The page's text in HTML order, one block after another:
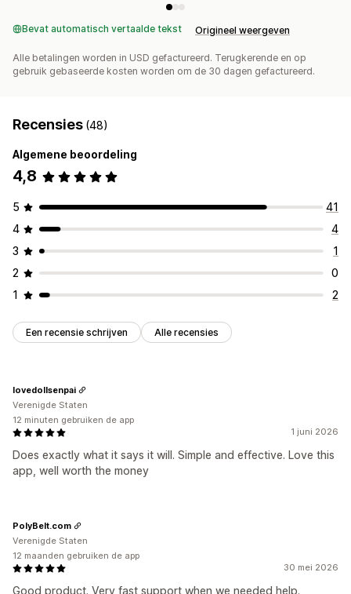
Bevat automatisch vertaalde tekst Origineel weergeven
Alle betalingen worden in USD gefactureerd. Terugkerende en op
gebruik gebaseerde kosten worden om de 30 dagen gefactureerd.
Recensies (48)
Algemene beoordeling
4,8
5
41
4
4
3
1
2
0
1
2
Een recensie schrijven Alle recensies
1 juni 2026
Does exactly what it says it will. Simple and effective. Love this
app, well worth the money
lovedollsenpai
Verenigde Staten
12 minuten gebruiken de app
30 mei 2026
Good product. Very fast support when we needed help.
PolyBelt.com
Verenigde Staten
12 maanden gebruiken de app